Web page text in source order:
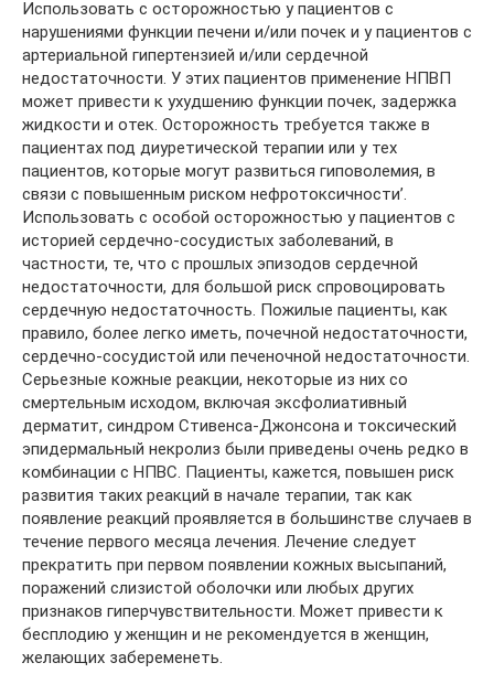
Использовать с осторожностью у пациентов с
нарушениями функции печени и/или почек и у пациентов с
артериальной гипертензией и/или сердечной
недостаточности. У этих пациентов применение НПВП
может привести к ухудшению функции почек, задержка
жидкости и отек. Осторожность требуется также в
пациентах под диуретической терапии или у тех
пациентов, которые могут развиться гиповолемия, в
связи с повышенным риском нефротоксичности’.
Использовать с особой осторожностью у пациентов с
историей сердечно-сосудистых заболеваний, в
частности, те, что с прошлых эпизодов сердечной
недостаточности, для большой риск спровоцировать
сердечную недостаточность. Пожилые пациенты, как
правило, более легко иметь, почечной недостаточности,
сердечно-сосудистой или печеночной недостаточности.
Серьезные кожные реакции, некоторые из них со
смертельным исходом, включая эксфолиативный
дерматит, синдром Стивенса-Джонсона и токсический
эпидермальный некролиз были приведены очень редко в
комбинации с НПВС. Пациенты, кажется, повышен риск
развития таких реакций в начале терапии, так как
появление реакций проявляется в большинстве случаев в
течение первого месяца лечения. Лечение следует
прекратить при первом появлении кожных высыпаний,
поражений слизистой оболочки или любых других
признаков гиперчувствительности. Может привести к
бесплодию у женщин и не рекомендуется в женщин,
желающих забеременеть.